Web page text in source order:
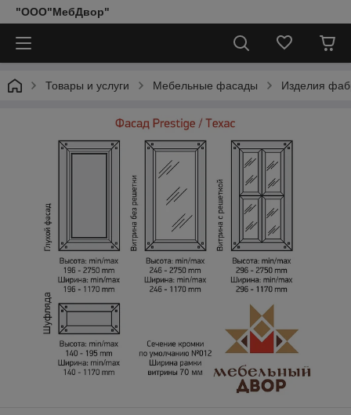
"ООО"МебДвор"
Товары и услуги Мебельные фасады Изделия